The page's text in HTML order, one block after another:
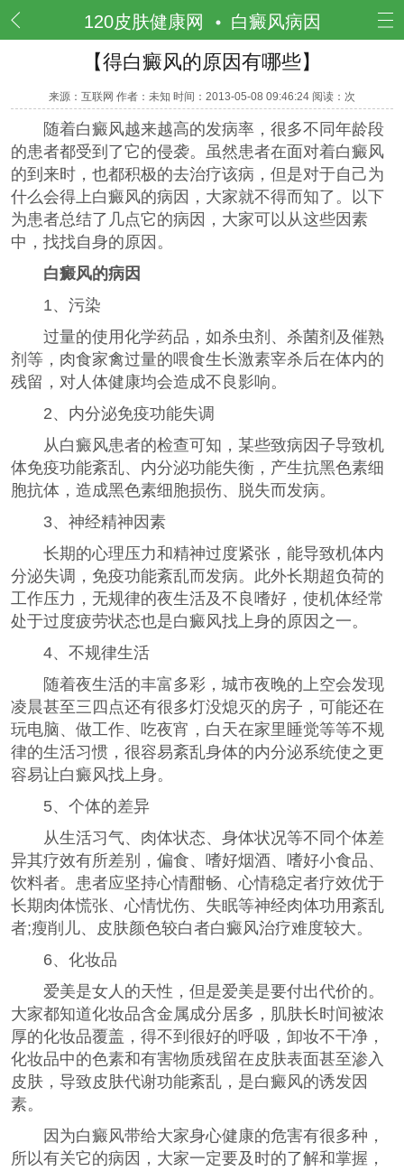
120皮肤健康网 白癜风病因
【得白癜风的原因有哪些】
来源：互联网 作者：未知 时间：2013-05-08 09:46:24 阅读： 次
随着白癜风越来越高的发病率，很多不同年龄段
的患者都受到了它的侵袭。虽然患者在面对着白癜风
的到来时，也都积极的去治疗该病，但是对于自己为
什么会得上白癜风的病因，大家就不得而知了。以下
为患者总结了几点它的病因，大家可以从这些因素
中，找找自身的原因。
白癜风的病因
1、污染
过量的使用化学药品，如杀虫剂、杀菌剂及催熟
剂等，肉食家禽过量的喂食生长激素宰杀后在体内的
残留，对人体健康均会造成不良影响。
2、内分泌免疫功能失调
从白癜风患者的检查可知，某些致病因子导致机
体免疫功能紊乱、内分泌功能失衡，产生抗黑色素细
胞抗体，造成黑色素细胞损伤、脱失而发病。
3、神经精神因素
长期的心理压力和精神过度紧张，能导致机体内
分泌失调，免疫功能紊乱而发病。此外长期超负荷的
工作压力，无规律的夜生活及不良嗜好，使机体经常
处于过度疲劳状态也是白癜风找上身的原因之一。
4、不规律生活
随着夜生活的丰富多彩，城市夜晚的上空会发现
凌晨甚至三四点还有很多灯没熄灭的房子，可能还在
玩电脑、做工作、吃夜宵，白天在家里睡觉等等不规
律的生活习惯，很容易紊乱身体的内分泌系统使之更
容易让白癜风找上身。
5、个体的差异
从生活习气、肉体状态、身体状况等不同个体差
异其疗效有所差别，偏食、嗜好烟酒、嗜好小食品、
饮料者。患者应坚持心情酣畅、心情稳定者疗效优于
长期肉体慌张、心情忧伤、失眠等神经肉体功用紊乱
者;瘦削儿、皮肤颜色较白者白癜风治疗难度较大。
6、化妆品
爱美是女人的天性，但是爱美是要付出代价的。
大家都知道化妆品含金属成分居多，肌肤长时间被浓
厚的化妆品覆盖，得不到很好的呼吸，卸妆不干净，
化妆品中的色素和有害物质残留在皮肤表面甚至渗入
皮肤，导致皮肤代谢功能紊乱，是白癜风的诱发因
素。
因为白癜风带给大家身心健康的危害有很多种，
所以有关它的病因，大家一定要及时的了解和掌握，